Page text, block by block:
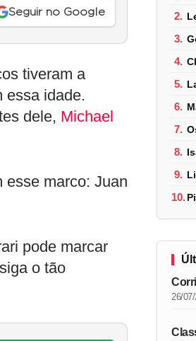
Seguir no Google
tiveram a
essa idade.
dele, Michael
esse marco: Juan
pode marcar
o tão
2.
3.
4.
5.
6.
7.
8.
9.
10.
26/